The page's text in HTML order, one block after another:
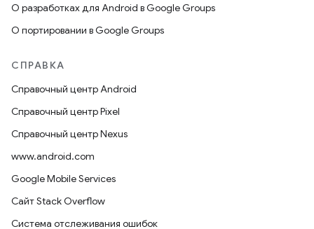
О разработках для Android в Google Groups
О портировании в Google Groups
СПРАВКА
Справочный центр Android
Справочный центр Pixel
Справочный центр Nexus
www.android.com
Google Mobile Services
Сайт Stack Overflow
Система отслеживания ошибок